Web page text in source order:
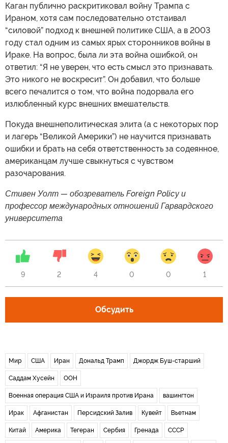
Каган публично раскритиковал войну Трампа с
Ираном, хотя сам последовательно отстаивал
“силовой” подход к внешней политике США, а в 2003
году стал одним из самых ярых сторонников войны в
Ираке. На вопрос, была ли эта война ошибкой, он
ответил: “Я не уверен, что есть смысл это признавать.
Это никого не воскресит”. Он добавил, что больше
всего печалится о том, что война подорвала его
излюбленный курс внешних вмешательств.
Покуда внешнеполитическая элита (а с некоторых пор
и лагерь “Великой Америки”) не научится признавать
ошибки и брать на себя ответственность за содеянное,
американцам лучше свыкнуться с чувством
разочарования.
Стивен Уолт — обозреватель Foreign Policy и
профессор международных отношений Гарвардского
университета
9 2 4 0 0 1
Обсудить
Мир США Иран Дональд Трамп Джордж Буш-старший
Саддам Хусейн ООН
Военная операция США и Израиля против Ирана вашингтон
Ирак Афганистан Персидский Залив Кувейт Вьетнам
Китай Америка Тегеран Сербия Гренада СССР